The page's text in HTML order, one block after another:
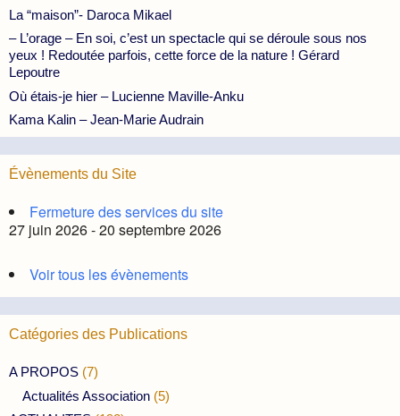
La “maison”- Daroca Mikael
– L’orage – En soi, c’est un spectacle qui se déroule sous nos
yeux ! Redoutée parfois, cette force de la nature ! Gérard
Lepoutre
Où étais-je hier – Lucienne Maville-Anku
Kama Kalin – Jean-Marie Audrain
Évènements du Site
Fermeture des services du site
27 juin 2026 - 20 septembre 2026
Voir tous les évènements
Catégories des Publications
A PROPOS (7)
Actualités Association (5)